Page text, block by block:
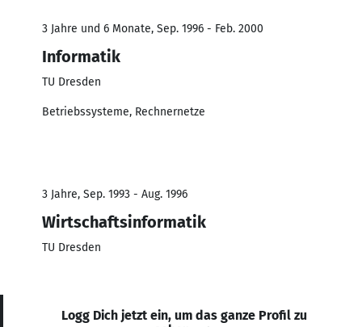
3 Jahre und 6 Monate, Sep. 1996 - Feb. 2000
Informatik
TU Dresden
Betriebssysteme, Rechnernetze
3 Jahre, Sep. 1993 - Aug. 1996
Wirtschaftsinformatik
TU Dresden
Logg Dich jetzt ein, um das ganze Profil zu